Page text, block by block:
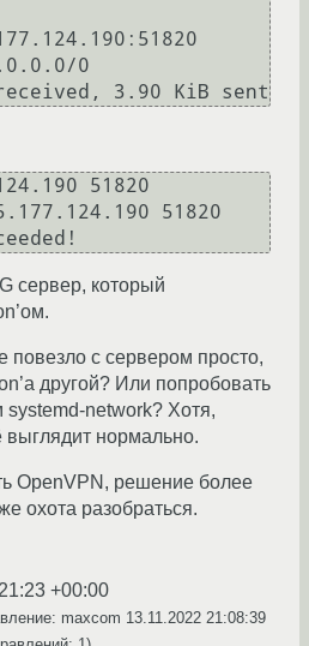
51820
51820
сервер, который
повезло с сервером просто,
другой? Или попробовать
systemd-network? Хотя,
выглядит нормально.
OpenVPN, решение более
охота разобраться.
+00:00
maxcom 13.11.2022 21:08:39